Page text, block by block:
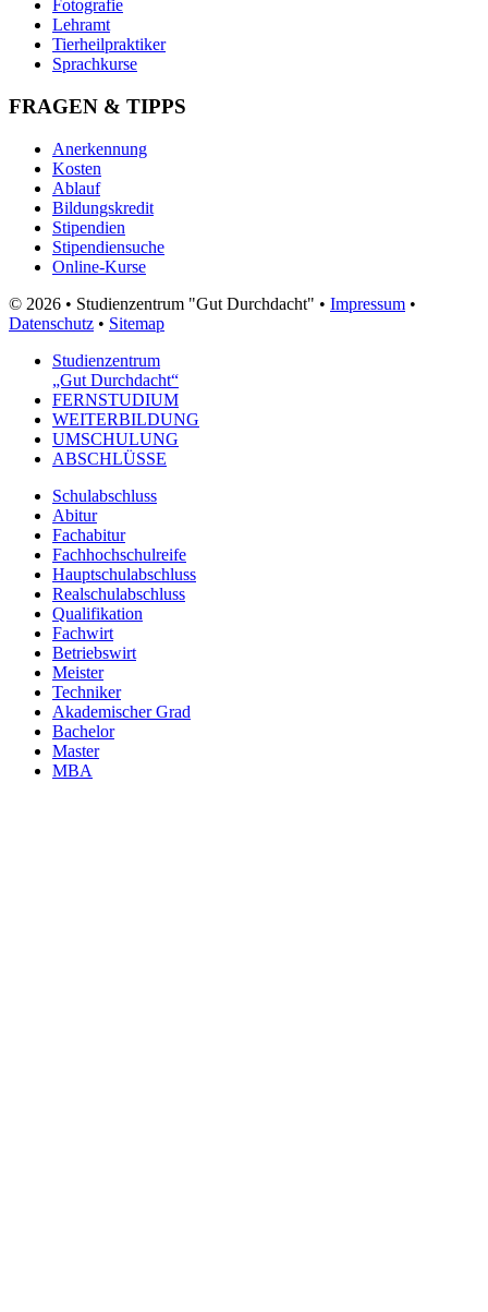
Fotografie
Lehramt
Tierheilpraktiker
Sprachkurse
FRAGEN & TIPPS
Anerkennung
Kosten
Ablauf
Bildungskredit
Stipendien
Stipendiensuche
Online-Kurse
© 2026 • Studienzentrum "Gut Durchdacht" • Impressum •
Datenschutz • Sitemap
Studienzentrum
„Gut Durchdacht“
FERNSTUDIUM
WEITERBILDUNG
UMSCHULUNG
ABSCHLÜSSE
Schulabschluss
Abitur
Fachabitur
Fachhochschulreife
Hauptschulabschluss
Realschulabschluss
Qualifikation
Fachwirt
Betriebswirt
Meister
Techniker
Akademischer Grad
Bachelor
Master
MBA